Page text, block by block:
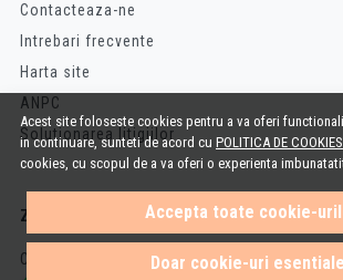
Acest site foloseste cookies pentru a va oferi
in continuare, sunteti de acord cu POLITICA DE COOKIES
cookies, cu scopul de a va oferi o experienta
Accepta toate cookie-
Doar cookie-uri esentiale
Contacteaza-ne
Intrebari frecvente
Harta site
ANPC
Solutionarea litigiilor
ZONA CLIENTI
Contul meu